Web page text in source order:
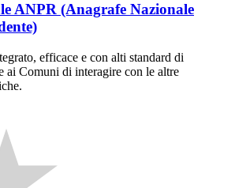
ANPR (Anagrafe Nazionale
efficace e con alti standard di
ai Comuni di interagire con le altre